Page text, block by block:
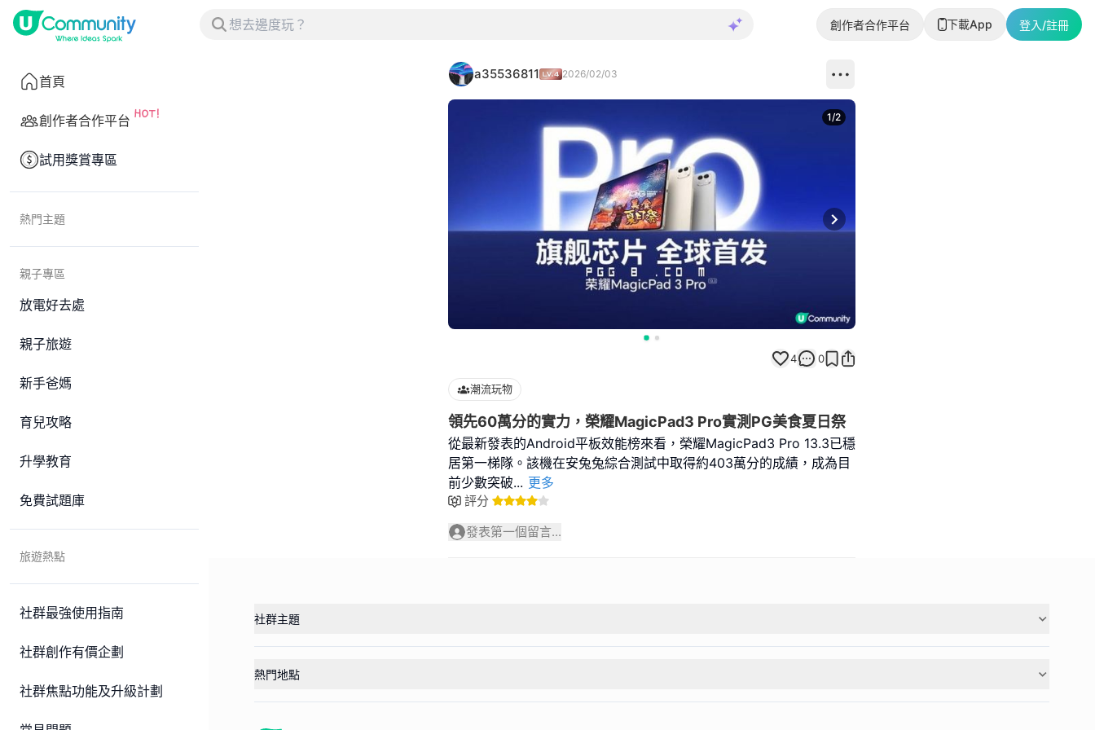
創作者合作平台 下載App 登入/註冊
首頁
創作者合作平台
試用獎賞專區
熱門主題
親子專區
放電好去處
親子旅遊
新手爸媽
育兒攻略
升學教育
免費試題庫
旅遊熱點
社群最強使用指南
社群創作有價企劃
社群焦點功能及升級計劃
a35536811 2026/02/03
Next slide
1/2
4 0
潮流玩物
領先60萬分的實力，榮耀MagicPad3 Pro實測PG美食夏日祭
從最新發表的Android平板效能榜來看，榮耀MagicPad3 Pro 13.3已穩
居第一梯隊。該機在安兔兔綜合測試中取得約403萬分的成績，成為目
前少數突破... 更多
評分
發表第一個留言...
社群主題
熱門地點